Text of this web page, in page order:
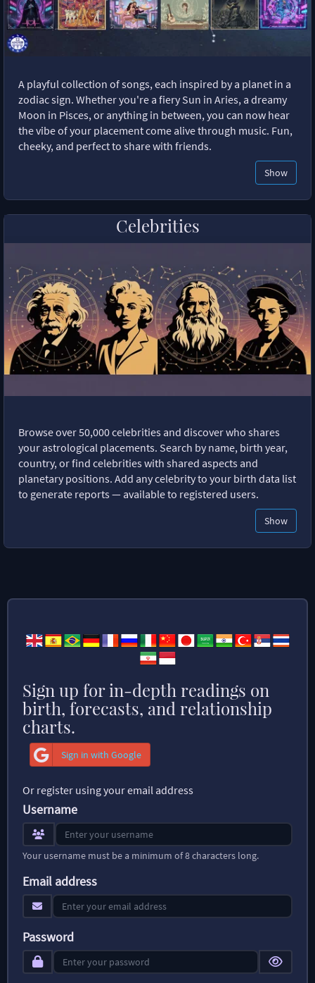
A playful collection of songs, each inspired by a planet in a
zodiac sign. Whether you're a fiery Sun in Aries, a dreamy
Moon in Pisces, or anything in between, you can now hear
the vibe of your placement come alive through music. Fun,
cheeky, and perfect to share with friends.
Show
Celebrities
Browse over 50,000 celebrities and discover who shares
your astrological placements. Search by name, birth year,
country, or find celebrities with shared aspects and
planetary positions. Add any celebrity to your birth data list
to generate reports — available to registered users.
Show
Sign up for in-depth readings on
birth, forecasts, and relationship
charts.
Sign in with Google
Or register using your email address
Username
Your username must be a minimum of 8 characters long.
Email address
Password